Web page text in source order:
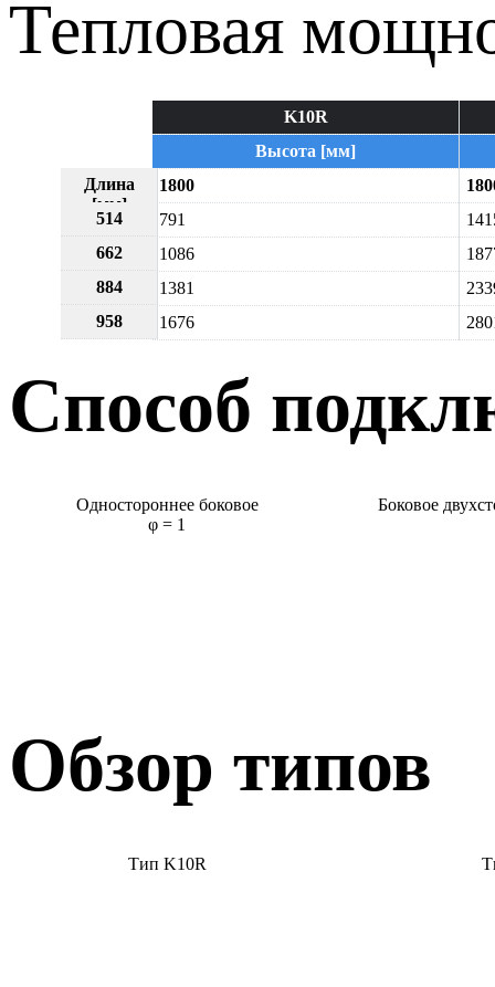
Тепловая
K10R
Высота [мм]
Длина
[мм]
1800
514
791
662
1086
884
1381
958
1676
Способ
Одностороннее боковое
φ = 1
Боковое
Обзор типов
Тип K10R